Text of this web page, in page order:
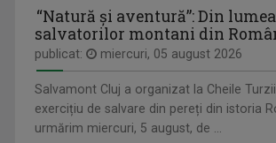
“Natură și aventură”: Din lumea
salvatorilor montani din
publicat: miercuri, 05 august 2026
Salvamont Cluj a organizat la Cheile
exercițiu de salvare din pereți din istoria
urmărim miercuri, 5 august, de ...